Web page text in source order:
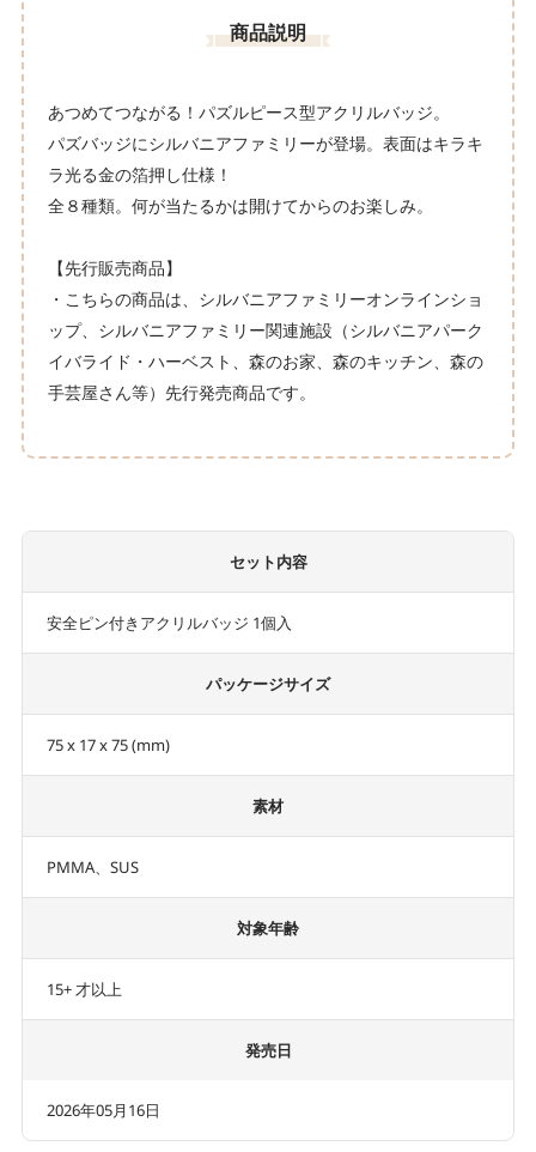
商品説明
あつめてつながる！パズルピース型アクリルバッジ。
パズバッジにシルバニアファミリーが登場。表面はキラキ
ラ光る金の箔押し仕様！
全８種類。何が当たるかは開けてからのお楽しみ。
【先行販売商品】
・こちらの商品は、シルバニアファミリーオンラインショ
ップ、シルバニアファミリー関連施設（シルバニアパーク
イバライド・ハーベスト、森のお家、森のキッチン、森の
手芸屋さん等）先行発売商品です。
セット内容
安全ピン付きアクリルバッジ 1個入
パッケージサイズ
75 x 17 x 75 (mm)
素材
PMMA、SUS
対象年齢
15+ 才以上
発売日
2026年05月16日